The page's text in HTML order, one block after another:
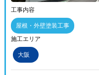
工事内容
屋根・外壁塗装工事
施工エリア
大阪